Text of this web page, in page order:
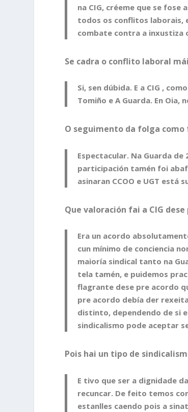
na CIG, créeme que se fose
todos os conflitos laborais,
combate contra a inxustiza
Se cadra o conflito laboral
Si, sen dúbida. E a CIG ,
Tomiño e A Guarda. En
O seguimento da folga como
Espectacular. Na Guarda
participación tamén foi
asinaran CCOO e UGT está
Que valoración fai a CIG
Era un acordo
cun mínimo de conciencia
maioría sindical tanto na
tela tamén, e puidemos
flagrante dese pre acordo
pre acordo debía der
distinto, dependendo de si
sindicalismo pode aceptar
Pois hai un tipo de
E tivo que ser a dignidade
recuncar. De feito temos
estanlles caendo pois a